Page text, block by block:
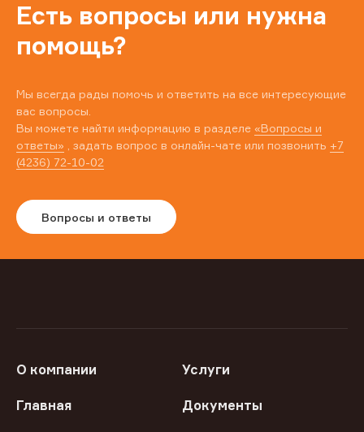
Есть вопросы или нужна
помощь?
Мы всегда рады помочь и ответить на все интересующие
вас вопросы.
Вы можете найти информацию в разделе «Вопросы и
ответы» , задать вопрос в онлайн-чате или позвонить +7
(4236) 72-10-02
Вопросы и ответы
О компании Услуги
Главная Документы